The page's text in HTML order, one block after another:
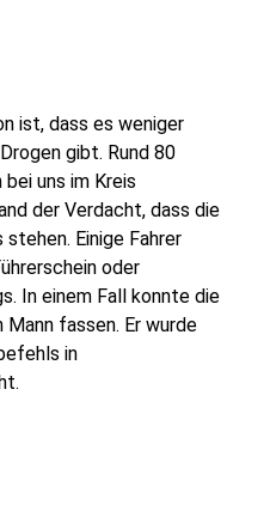
ist, dass es weniger
gibt. Rund 80
uns im Kreis
der Verdacht, dass die
Einige Fahrer
oder
In einem Fall konnte die
fassen. Er wurde
in